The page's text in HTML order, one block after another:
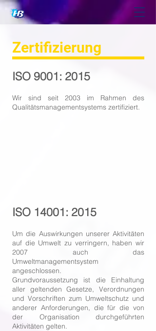
Zertifizierung
ISO 9001: 2015
Wir sind seit 2003 im Rahmen des
Qualitätsmanagementsystems zertifiziert.
ISO 14001: 2015
Um die Auswirkungen unserer Aktivitäten
auf die Umwelt zu verringern, haben wir
2007 auch das
Umweltmanagementsystem
angeschlossen.
Grundvoraussetzung ist die Einhaltung
aller geltenden Gesetze, Verordnungen
und Vorschriften zum Umweltschutz und
anderer Anforderungen, die für die von
der Organisation durchgeführten
Aktivitäten gelten.